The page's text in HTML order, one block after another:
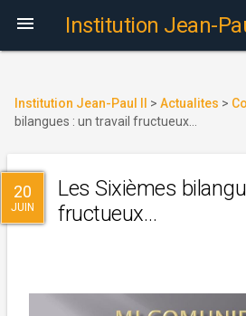
 Institution Jean-
Institution Jean-Paul II > Actualites >
bilangues : un travail fructueux…
20
JUIN
Les Sixièmes
fructueux…